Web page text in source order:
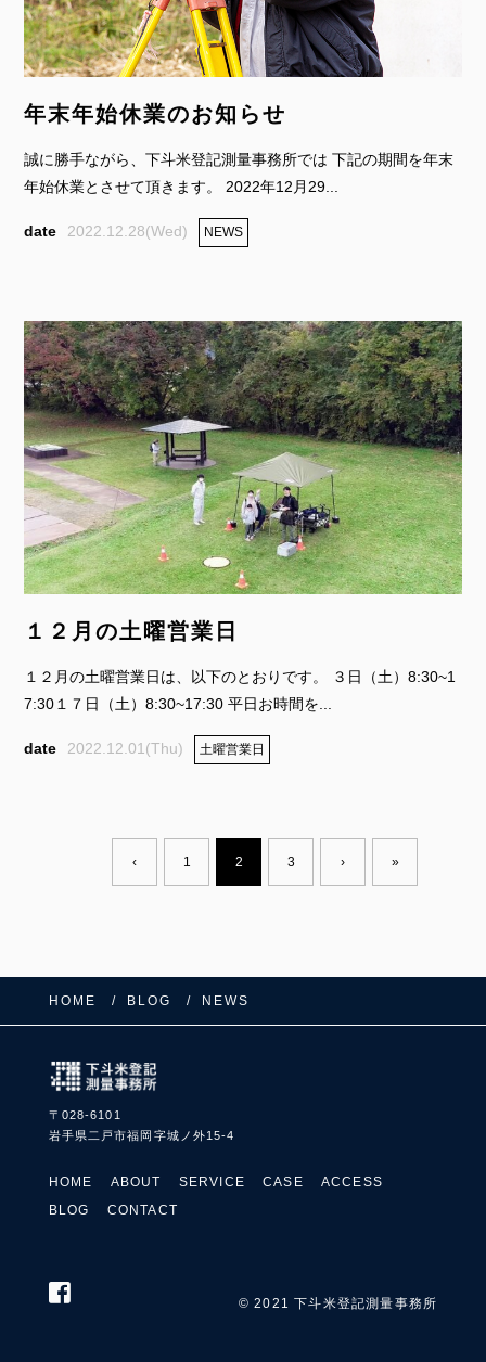
年末年始休業のお知らせ
誠に勝手ながら、下斗米登記測量事務所では 下記の期間を年末
年始休業とさせて頂きます。 2022年12月29...
2022.12.28(Wed) NEWS
１２月の土曜営業日
１２月の土曜営業日は、以下のとおりです。 ３日（土）8:30~1
7:30１７日（土）8:30~17:30 平日お時間を...
2022.12.01(Thu) 土曜営業日
‹ 1 2 3 › »
HOME BLOG NEWS
〒028-6101
岩手県二戸市福岡字城ノ外15-4
HOME ABOUT SERVICE CASE
ACCESS
BLOG
CONTACT
© 2021 下斗米登記測量事務所